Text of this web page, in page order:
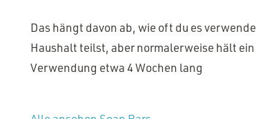
Das hängt davon ab, wie oft du es
Haushalt teilst, aber normalerweise hält
Verwendung etwa 4 Wochen lang